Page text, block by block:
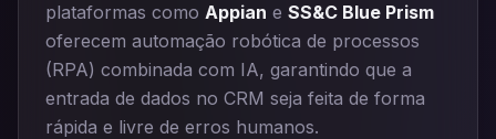
plataformas como Appian e SS&C Blue Prism
oferecem automação robótica de processos
(RPA) combinada com IA, garantindo que a
entrada de dados no CRM seja feita de forma
rápida e livre de erros humanos.